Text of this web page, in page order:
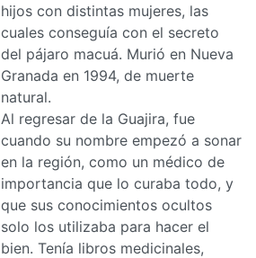
hijos con distintas mujeres, las
cuales conseguía con el secreto
del pájaro macuá. Murió en Nueva
Granada en 1994, de muerte
natural.
Al regresar de la Guajira, fue
cuando su nombre empezó a sonar
en la región, como un médico de
importancia que lo curaba todo, y
que sus conocimientos ocultos
solo los utilizaba para hacer el
bien. Tenía libros medicinales,